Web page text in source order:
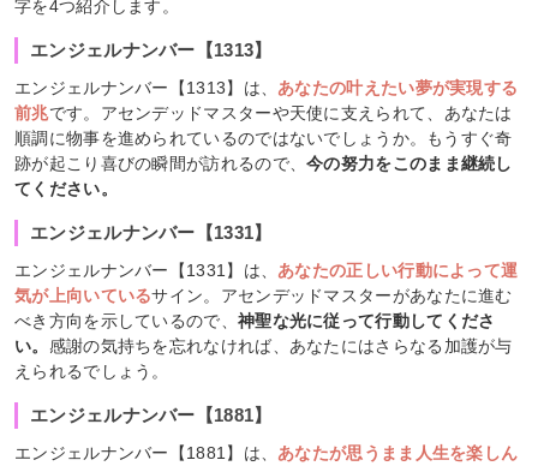
字を4つ紹介します。
エンジェルナンバー【1313】
エンジェルナンバー【1313】は、 あなたの叶えたい夢が実現する
前兆です。アセンデッドマスターや天使に支えられて、あなたは
順調に物事を進められているのではないでしょうか。もうすぐ奇
跡が起こり喜びの瞬間が訪れるので、今の努力をこのまま継続し
てください。
エンジェルナンバー【1331】
エンジェルナンバー【1331】は、 あなたの正しい行動によって運
気が上向いているサイン。アセンデッドマスターがあなたに進む
べき方向を示しているので、 神聖な光に従って行動してくださ
い。 感謝の気持ちを忘れなければ、あなたにはさらなる加護が与
えられるでしょう。
エンジェルナンバー【1881】
エンジェルナンバー【1881】は、 あなたが思うまま人生を楽しん